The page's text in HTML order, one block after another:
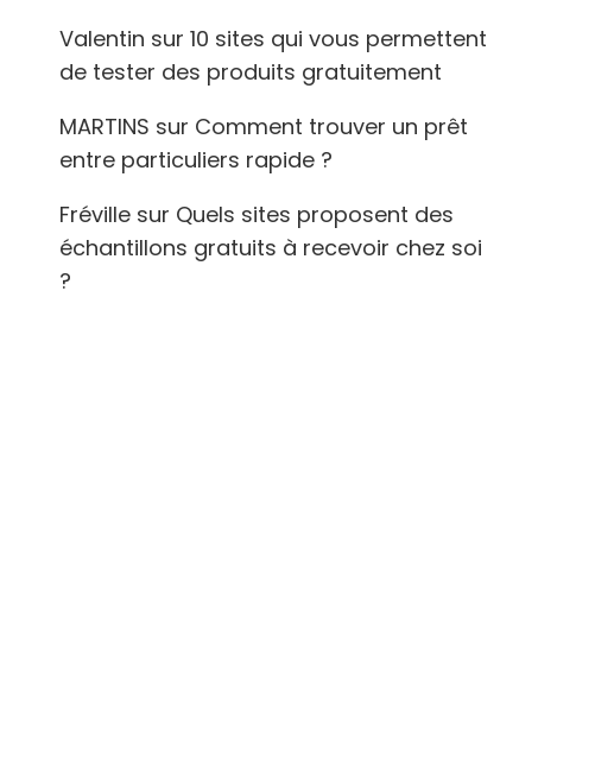
Valentin sur 10 sites qui vous permettent
de tester des produits gratuitement
MARTINS sur Comment trouver un prêt
entre particuliers rapide ?
Fréville sur Quels sites proposent des
échantillons gratuits à recevoir chez soi
?